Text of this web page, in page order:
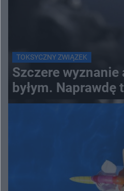
TOKSYCZNY ZWIĄZEK
Szczere wyznanie
byłym. Naprawdę